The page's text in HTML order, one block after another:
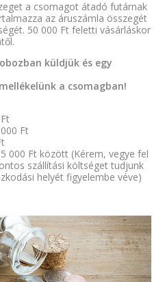
a csomagot átadó futárnak
az áruszámla összegét
50 000 Ft feletti vásárláskor
küldjük és egy
a csomagban!
Ft
000 Ft között (Kérem, vegye fel
szállítási költséget tudjunk
helyét figyelembe véve)